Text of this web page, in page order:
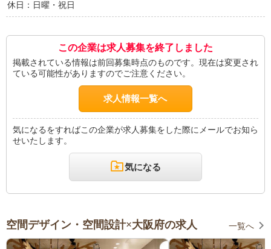
休日：日曜・祝日
この企業は求人募集を終了しました
掲載されている情報は前回募集時点のものです。現在は変更され
ている可能性がありますのでご注意ください。
求人情報一覧へ
気になるをすればこの企業が求人募集をした際にメールでお知ら
せいたします。
気になる
空間デザイン・空間設計×大阪府の求人 一覧へ